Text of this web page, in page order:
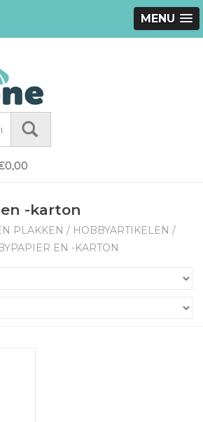
MENU
-karton
PLAKKEN / HOBBYARTIKELEN /
EN -KARTON